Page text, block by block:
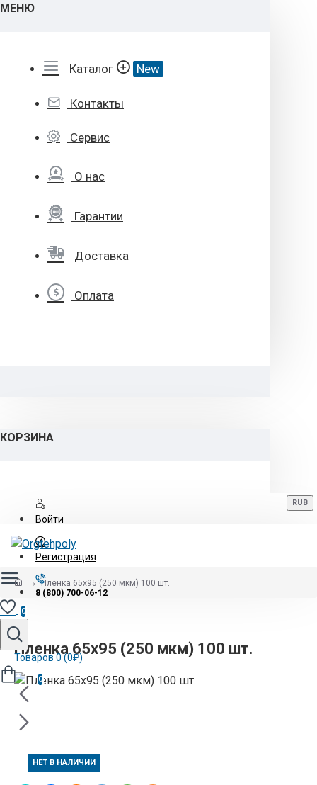
МЕНЮ
Каталог New
Контакты
Сервис
О нас
Гарантии
Доставка
Оплата
КОРЗИНА
Войти
Регистрация
8 (800) 700-06-12
RUB
0
Товаров 0 (0₽)
0
Пленка 65х95 (250 мкм) 100 шт.
Пленка 65х95 (250 мкм) 100 шт.
НЕТ В НАЛИЧИИ